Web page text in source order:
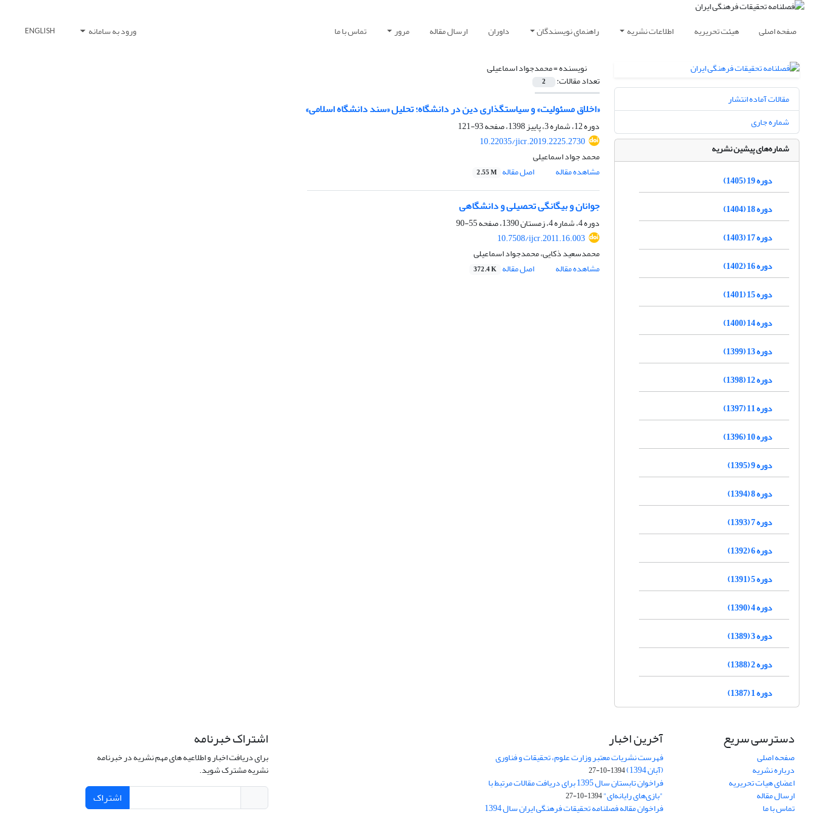
صفحه اصلی هیئت تحریریه اطلاعات نشریه راهنمای نویسندگان داوران ارسال مقاله مرور تماس با ما ورود به سامانه ENGLISH
نویسنده =محمد‌جواد اسماعیلی
تعداد مقالات: 2
«اخلاق مسئولیت» و سیاستگذاری دین در دانشگاه؛ تحلیل «سند دانشگاه اسلامی»
دوره 12، شماره 3، پاییز 1398، صفحه
93-121
10.22035/jicr.2019.2225.2730
محمد جواد اسماعیلی
مشاهده مقاله
اصل مقاله 2.55 M
جوانان و بیگانگی تحصیلی و دانشگاهی
دوره 4، شماره 4، زمستان 1390، صفحه
55-90
10.7508/ijcr.2011.16.003
محمد‌سعید ذکایی، محمد‌جواد اسماعیلی
مشاهده مقاله
اصل مقاله 372.4 K
مقالات آماده انتشار
شماره جاری
شماره‌های پیشین نشریه
دوره 19 (1405)
دوره 18 (1404)
دوره 17 (1403)
دوره 16 (1402)
دوره 15 (1401)
دوره 14 (1400)
دوره 13 (1399)
دوره 12 (1398)
دوره 11 (1397)
دوره 10 (1396)
دوره 9 (1395)
دوره 8 (1394)
دوره 7 (1393)
دوره 6 (1392)
دوره 5 (1391)
دوره 4 (1390)
دوره 3 (1389)
دوره 2 (1388)
دوره 1 (1387)
دسترسی سریع
صفحه اصلی
درباره نشریه
اعضای هیات تحریریه
ارسال مقاله
تماس با ما
آخرین اخبار
فهرست نشریات معتبر وزارت علوم، تحقیقات و فناوری
(آبان 1394) 1394-10-27
فراخوان تابستان سال 1395 برای دریافت مقالات مرتبط با
"بازی‌های رایانه‌ای"1394-10-27
فراخوان مقاله فصلنامه تحقیقات فرهنگی ایران سال 1394
اشتراک خبرنامه
برای دریافت اخبار و اطلاعیه های مهم نشریه در خبرنامه
نشریه مشترک شوید.
اشتراک